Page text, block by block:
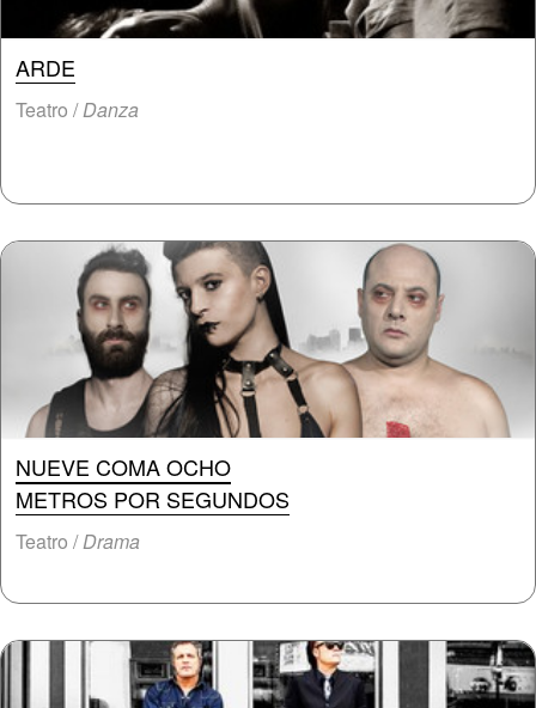
ARDE
Teatro /Danza
NUEVE COMA OCHO
METROS POR SEGUNDOS
Teatro /Drama